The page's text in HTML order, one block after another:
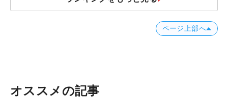
ページ上部へ
オススメの記事